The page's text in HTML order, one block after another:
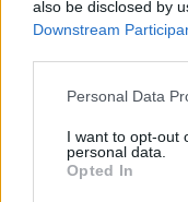
also be disclosed by
Downstream
Personal Data
I want to opt-out
personal data.
Opted In